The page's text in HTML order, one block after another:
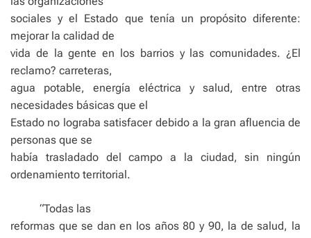
sociales y el Estado que tenía un propósito diferente:
mejorar la calidad de
vida de la gente en los barrios y las comunidades. ¿El
reclamo? carreteras,
agua potable, energía eléctrica y salud, entre otras
necesidades básicas que el
Estado no lograba satisfacer debido a la gran afluencia de
personas que se
había trasladado del campo a la ciudad, sin ningún
ordenamiento territorial.
“Todas las
reformas que se dan en los años 80 y 90, la de salud, la